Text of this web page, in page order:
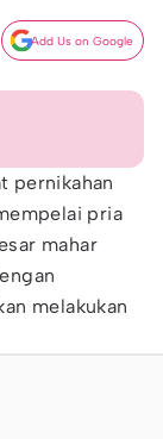
Add Us on Google
pernikahan
pria
mahar
melakukan